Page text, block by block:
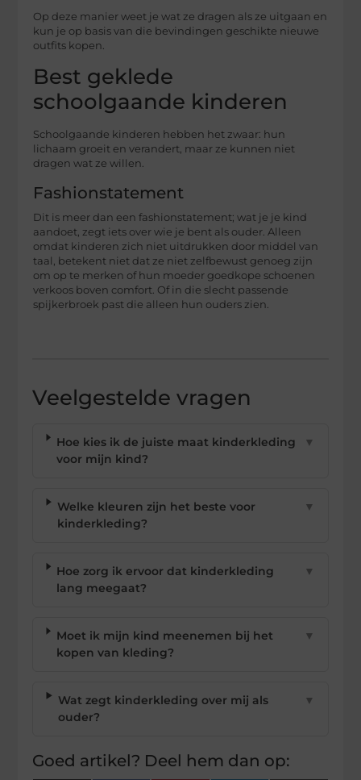
Op deze manier weet je wat ze dragen als ze uitgaan en
kun je op basis van die bevindingen geschikte nieuwe
outfits kopen.
Best geklede
schoolgaande kinderen
Schoolgaande kinderen hebben het zwaar: hun
lichaam groeit en verandert, maar ze kunnen niet
dragen wat ze willen.
Fashionstatement
Dit is meer dan een fashionstatement; wat je je kind
aandoet, zegt iets over wie je bent als ouder. Alleen
omdat kinderen zich niet uitdrukken door middel van
taal, betekent niet dat ze niet zelfbewust genoeg zijn
om op te merken of hun moeder goedkope schoenen
verkoos boven comfort. Of in die slecht passende
spijkerbroek past die alleen hun ouders zien.
Veelgestelde vragen
Hoe kies ik de juiste maat kinderkleding
voor mijn kind?
▼
Welke kleuren zijn het beste voor
kinderkleding?
▼
Hoe zorg ik ervoor dat kinderkleding
lang meegaat?
▼
Moet ik mijn kind meenemen bij het
kopen van kleding?
▼
Wat zegt kinderkleding over mij als
ouder?
▼
Goed artikel? Deel hem dan op: